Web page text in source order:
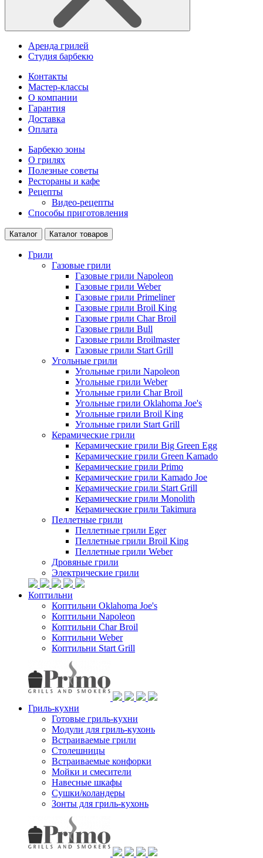
Аренда грилей
Студия барбекю
Контакты
Мастер-классы
О компании
Гарантия
Доставка
Оплата
Барбекю зоны
О грилях
Полезные советы
Рестораны и кафе
Рецепты
Видео-рецепты
Способы приготовления
Каталог Каталог товаров
Грили
Газовые грили
Газовые грили Napoleon
Газовые грили Weber
Газовые грили Primeliner
Газовые грили Broil King
Газовые грили Char Broil
Газовые грили Bull
Газовые грили Broilmaster
Газовые грили Start Grill
Угольные грили
Угольные грили Napoleon
Угольные грили Weber
Угольные грили Char Broil
Угольные грили Oklahoma Joe's
Угольные грили Broil King
Угольные грили Start Grill
Керамические грили
Керамические грили Big Green Egg
Керамические грили Green Kamado
Керамические грили Primo
Керамические грили Kamado Joe
Керамические грили Start Grill
Керамические грили Monolith
Керамические грили Takimura
Пеллетные грили
Пеллетные грили Eger
Пеллетные грили Broil King
Пеллетные грили Weber
Дровяные грили
Электрические грили
Коптильни
Коптильни Oklahoma Joe's
Коптильни Napoleon
Коптильни Char Broil
Коптильни Weber
Коптильни Start Grill
Гриль-кухни
Готовые гриль-кухни
Модули для гриль-кухонь
Встраиваемые грили
Столешницы
Встраиваемые конфорки
Мойки и смесители
Навесные шкафы
Сушки/коландеры
Зонты для гриль-кухонь